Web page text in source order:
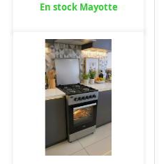
En stock Mayotte